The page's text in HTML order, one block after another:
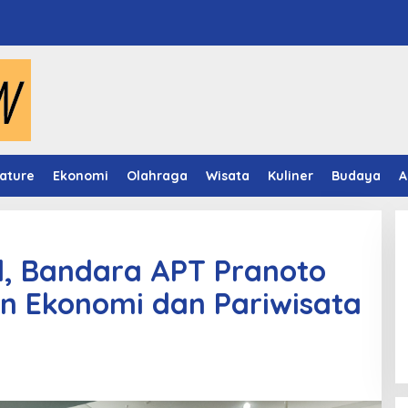
Ekonomi Olahraga Wisata Kuliner Budaya
Bandara APT Pranoto
Ekonomi dan Pariwisata
Panduan Pasang Pelapis Anti